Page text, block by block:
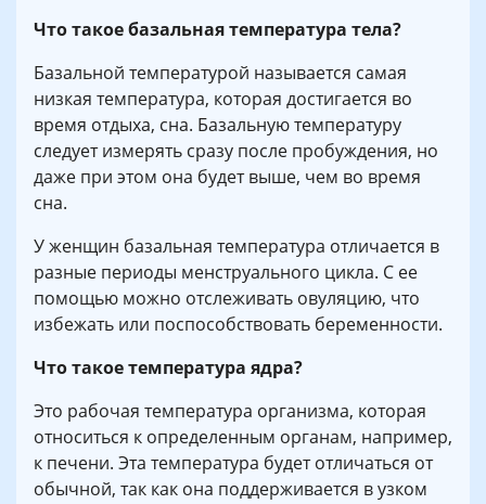
Что такое базальная температура тела?
Базальной температурой называется самая
низкая температура, которая достигается во
время отдыха, сна. Базальную температуру
следует измерять сразу после пробуждения, но
даже при этом она будет выше, чем во время
сна.
У женщин базальная температура отличается в
разные периоды менструального цикла. С ее
помощью можно отслеживать овуляцию, что
избежать или поспособствовать беременности.
Что такое температура ядра?
Это рабочая температура организма, которая
относиться к определенным органам, например,
к печени. Эта температура будет отличаться от
обычной, так как она поддерживается в узком